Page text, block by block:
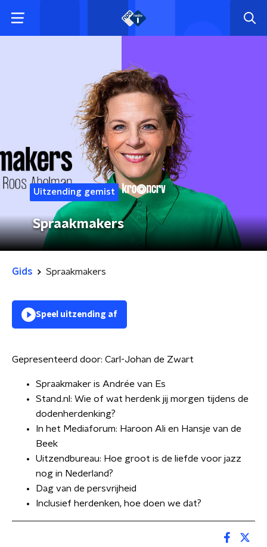
Uitzending gemist
Spraakmakers
Gids Spraakmakers
Speel uitzending af
Gepresenteerd door: Carl-Johan de Zwart
Spraakmaker is Andrée van Es
Stand.nl: Wie of wat herdenk jij morgen tijdens de
dodenherdenking?
In het Mediaforum: Haroon Ali en Hansje van de
Beek
Uitzendbureau: Hoe groot is de liefde voor jazz
nog in Nederland?
⁠Dag van de persvrijheid
⁠Inclusief herdenken, hoe doen we dat?